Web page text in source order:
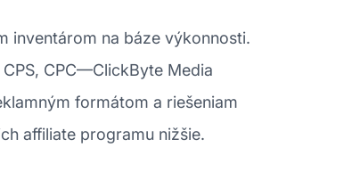
inventárom na báze výkonnosti.
CPC—ClickByte Media
formátom a riešeniam
affiliate programu nižšie.